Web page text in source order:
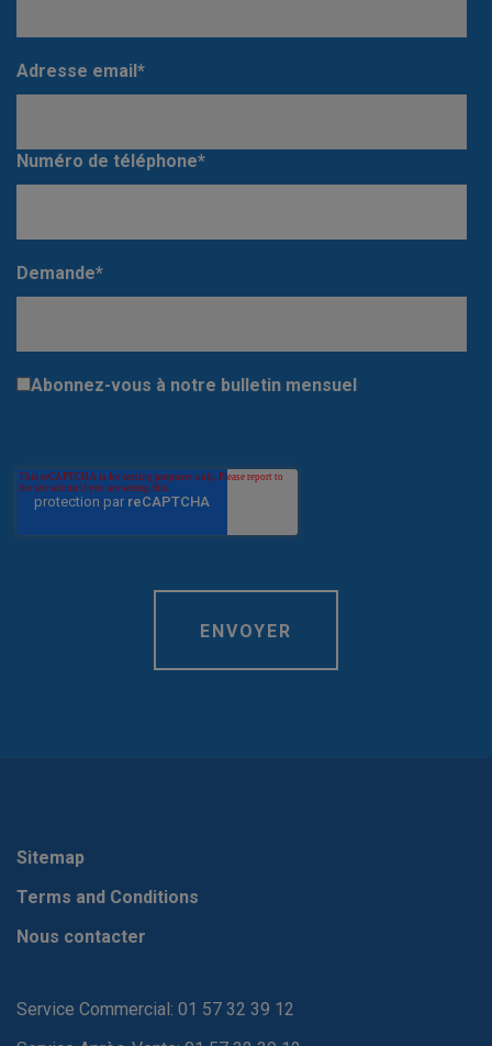
Adresse email*
Numéro de téléphone*
Demande*
Abonnez-vous à notre bulletin mensuel
Sitemap
Terms and Conditions
Nous contacter
Service Commercial: 01 57 32 39 12